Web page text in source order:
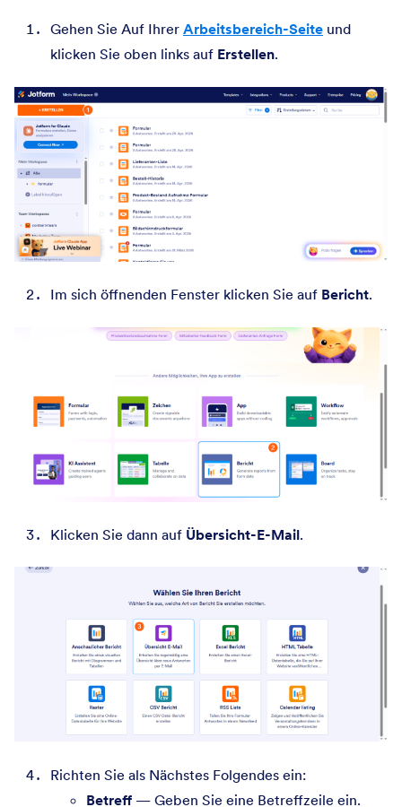
Gehen Sie Auf Ihrer Arbeitsbereich-Seite und
klicken Sie oben links auf Erstellen.
Im sich öffnenden Fenster klicken Sie auf Bericht.
Klicken Sie dann auf Übersicht-E-Mail.
Richten Sie als Nächstes Folgendes ein:
Betreff — Geben Sie eine Betreffzeile ein.